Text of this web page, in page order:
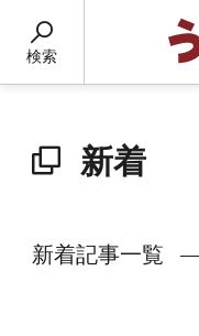
検索
新着
新着記事一覧